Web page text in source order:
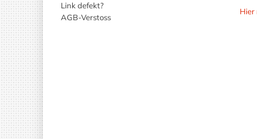
Link defekt?
AGB-Verstoss
Hier